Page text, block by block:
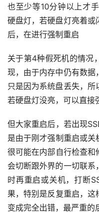
例
术
资
料
设
备
展
示
常
见
登录
也至少等10分钟以上才
硬盘灯，若硬盘灯亮着或
后，在进行强制重启
关于第4种假死机的情况
现，由于内存中仍有数据
只是因为系统盘丢失，
若硬盘灯没亮，可以直接
但大家重启后，若出现
是由于刚才强制重启或关
很可能在内部自行检查和
会切断跟外界的一切联
时再重启或关机，打断
果，特别是反复重启，
变成完全出错，最严重的